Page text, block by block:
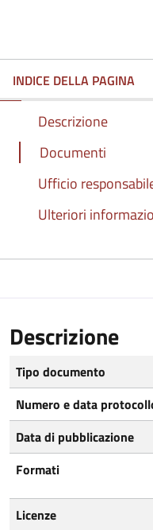
INDICE DELLA PAGINA
Descrizione
Documenti
Ufficio
Ulteriori
Descrizione
Tipo documento
Numero e data
Data di pubblicazione
Formati
Licenze